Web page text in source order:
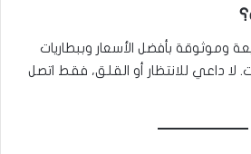
بأفضل الأسعار وببطاريات
كفالة 3 سنوات. لا داعي للانتظار أو القلق، فقط اتصل